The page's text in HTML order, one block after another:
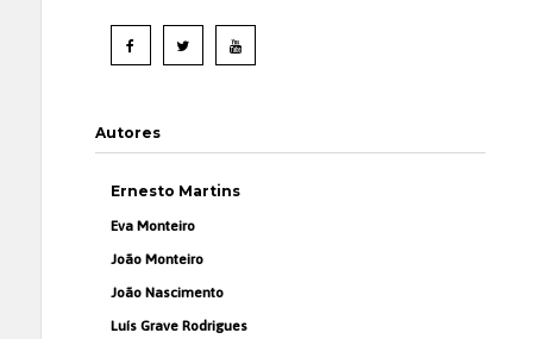
Autores
Ernesto Martins
Eva Monteiro
João Monteiro
João Nascimento
Luís Grave Rodrigues